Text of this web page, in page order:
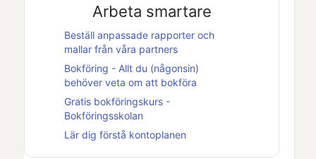
Arbeta smartare
Beställ anpassade rapporter och
mallar från våra partners
Bokföring - Allt du (någonsin)
behöver veta om att bokföra
Gratis bokföringskurs -
Bokföringsskolan
Lär dig förstå kontoplanen